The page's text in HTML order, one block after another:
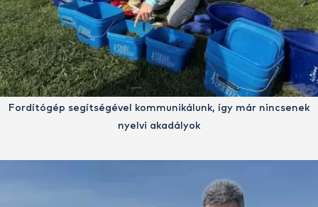
Fordítógép segítségével kommunikálunk, így már nincsenek
nyelvi akadályok